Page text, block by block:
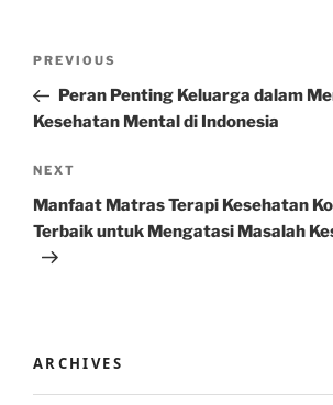
Previous
Post
PREVIOUS
Peran Penting Keluarga dalam
Kesehatan Mental di Indonesia
Next
Post
NEXT
Manfaat Matras Terapi Kesehatan
Terbaik untuk Mengatasi Masalah
ARCHIVES